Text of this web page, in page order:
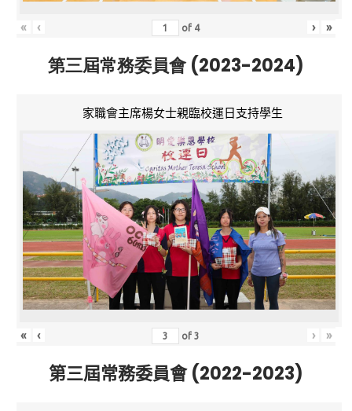
« ‹ of 4 › »
第三屆常務委員會 (2023-2024)
家職會主席楊女士親臨校運日支持學生
« ‹ of3 › »
第三屆常務委員會 (2022-2023)